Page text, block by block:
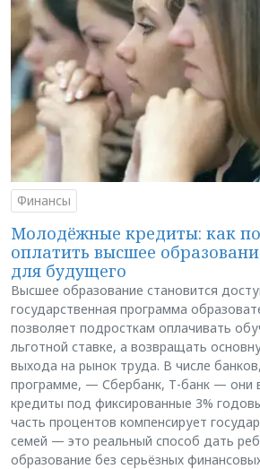
Финансы
Молодёжные кредиты: как
оплатить высшее
для будущего
Высшее образование становится
государственная программа
позволяет подросткам оплачивать
льготной ставке, а возвращать
выхода на рынок труда. В числе
программе, — Сбербанк, Т-банк — они
кредиты под фиксированные 3%
часть процентов компенсирует
семей — это реальный способ дать
образование без серьёзных